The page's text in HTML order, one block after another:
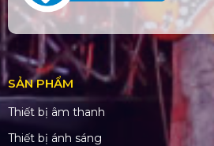
SẢN PHẨM
Thiết bị âm thanh
Thiết bị ánh sáng